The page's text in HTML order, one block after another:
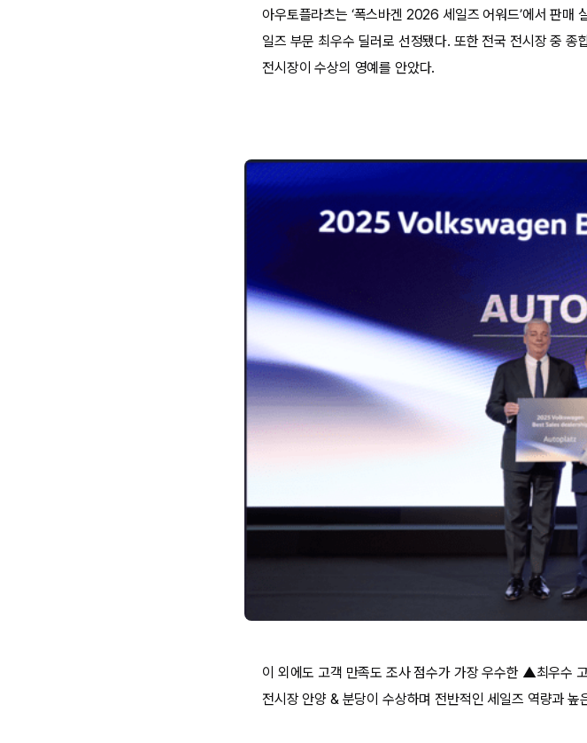
아우토플라츠는 ‘폭스바겐 2026 세일즈 어워드’에서 판매
일즈 부문 최우수 딜러로 선정됐다. 또한 전국 전시장 중 종
전시장이 수상의 영예를 안았다.
이 외에도 고객 만족도 조사 점수가 가장 우수한 ▲최우수
전시장 안양 & 분당이 수상하며 전반적인 세일즈 역량과 높